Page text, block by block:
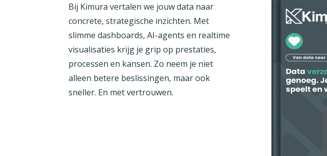
Bij Kimura vertalen we jouw data naar
concrete, strategische inzichten. Met
slimme dashboards, AI-agents en realtime
visualisaties krijg je grip op prestaties,
processen en kansen. Zo neem je niet
alleen betere beslissingen, maar ook
sneller. En met vertrouwen.